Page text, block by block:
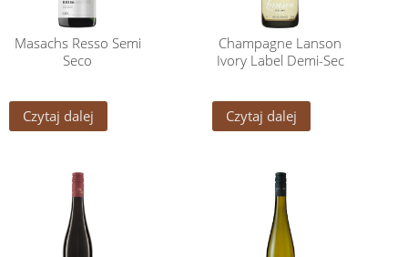
Masachs Resso Semi
Seco
Czytaj dalej
Champagne Lanson
Ivory Label Demi-Sec
Czytaj dalej